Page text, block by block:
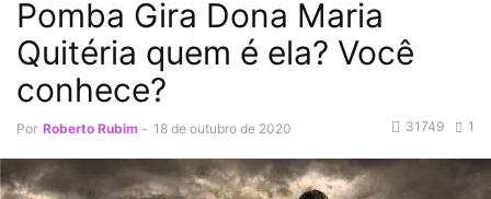
Pomba Gira Dona Maria
Quitéria quem é ela? Você
conhece?
Por Roberto Rubim - 18 de outubro de 2020 1
31749